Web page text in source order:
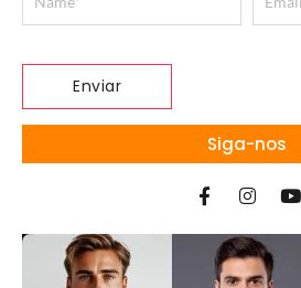
Siga-nos